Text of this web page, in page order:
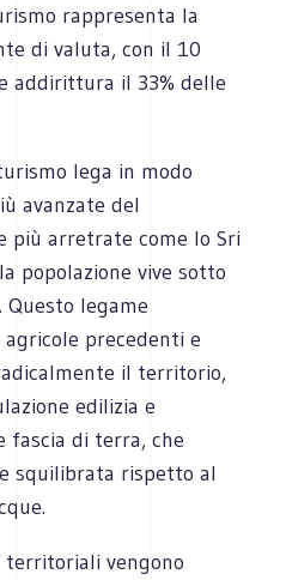
rappresenta la
di valuta, con il 10
addirittura il 33% delle
lega in modo
avanzate del
più arretrate come lo Sri
popolazione vive sotto
legame
precedenti e
il territorio,
edilizia e
fascia di terra, che
squilibrata rispetto al
territoriali vengono